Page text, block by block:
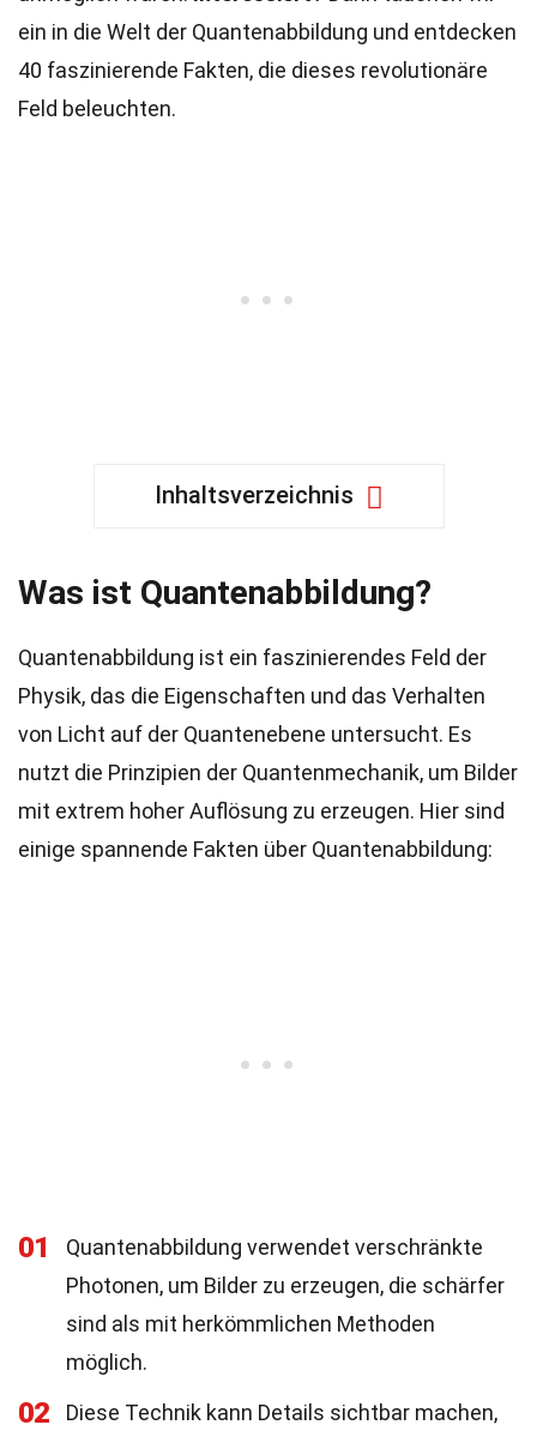
ein in die Welt der Quantenabbildung und entdecken
40 faszinierende Fakten, die dieses revolutionäre
Feld beleuchten.
Inhaltsverzeichnis
Was ist Quantenabbildung?
Quantenabbildung ist ein faszinierendes Feld der
Physik, das die Eigenschaften und das Verhalten
von Licht auf der Quantenebene untersucht. Es
nutzt die Prinzipien der Quantenmechanik, um Bilder
mit extrem hoher Auflösung zu erzeugen. Hier sind
einige spannende Fakten über Quantenabbildung:
01
Quantenabbildung verwendet verschränkte
Photonen, um Bilder zu erzeugen, die schärfer
sind als mit herkömmlichen Methoden
möglich.
02
Diese Technik kann Details sichtbar machen,